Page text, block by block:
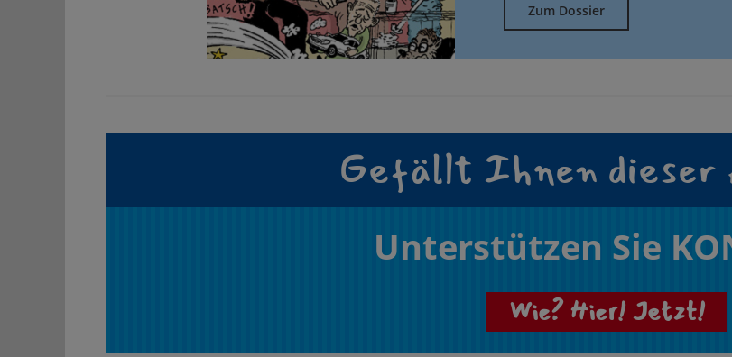
Zum Dossier
Gefällt Ihnen
Unterstützen Sie
Wie? Hier! Jetzt!